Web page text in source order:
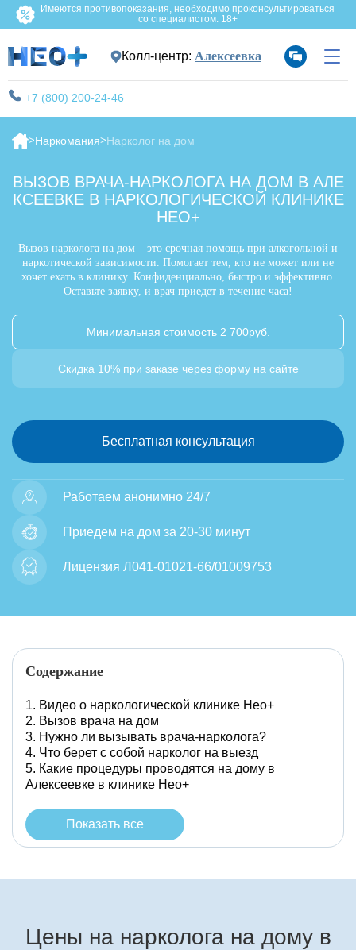
Имеются противопоказания, необходимо проконсультироваться
со специалистом. 18+
Колл-центр: Алексеевка
+7 (800) 200-24-46
Наркомания Нарколог на дом
ВЫЗОВ ВРАЧА-НАРКОЛОГА НА ДОМ В АЛЕ
КСЕЕВКЕ В НАРКОЛОГИЧЕСКОЙ КЛИНИКЕ
НЕО+
Вызов нарколога на дом – это срочная помощь при алкогольной и
наркотической зависимости. Помогает тем, кто не может или не
хочет ехать в клинику. Конфиденциально, быстро и эффективно.
Оставьте заявку, и врач приедет в течение часа!
Минимальная стоимость 2 700руб.
Скидка 10% при заказе через форму на сайте
Бесплатная консультация
Работаем анонимно 24/7
Приедем на дом за 20-30 минут
Лицензия Л041-01021-66/01009753
Содержание
Видео о наркологической клинике Нео+
Вызов врача на дом
Нужно ли вызывать врача-нарколога?
Что берет с собой нарколог на выезд
Какие процедуры проводятся на дому в
Алексеевке в клинике Нео+
Показать все
Цены на нарколога на дому в